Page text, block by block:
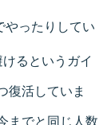
やったりしてい
るというガイ
復活していま
までと同じ人数